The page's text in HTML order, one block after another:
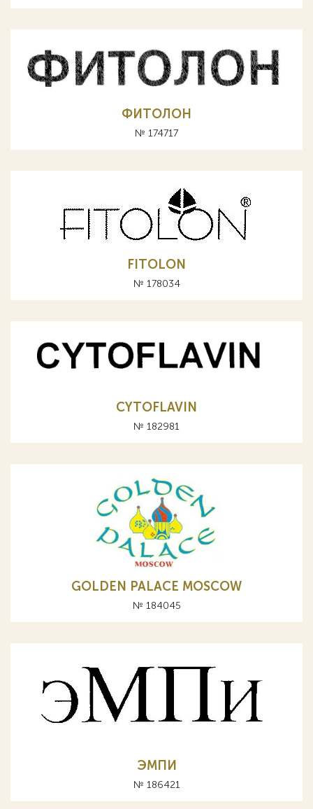
ФИТОЛОН
№ 174717
FITOLON
№ 178034
CYTOFLAVIN
№ 182981
GOLDEN PALACE MOSCOW
№ 184045
ЭМПИ
№ 186421